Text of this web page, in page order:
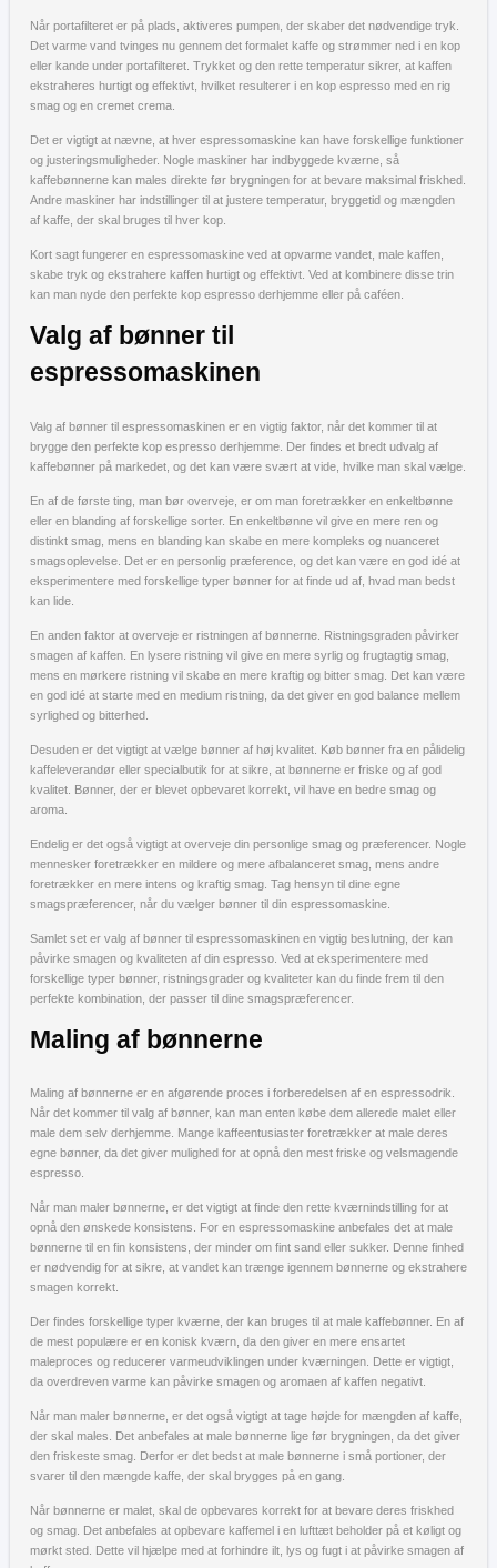
Når portafilteret er på plads, aktiveres pumpen, der skaber det nødvendige tryk.
Det varme vand tvinges nu gennem det formalet kaffe og strømmer ned i en kop
eller kande under portafilteret. Trykket og den rette temperatur sikrer, at kaffen
ekstraheres hurtigt og effektivt, hvilket resulterer i en kop espresso med en rig
smag og en cremet crema.
Det er vigtigt at nævne, at hver espressomaskine kan have forskellige funktioner
og justeringsmuligheder. Nogle maskiner har indbyggede kværne, så
kaffebønnerne kan males direkte før brygningen for at bevare maksimal friskhed.
Andre maskiner har indstillinger til at justere temperatur, bryggetid og mængden
af kaffe, der skal bruges til hver kop.
Kort sagt fungerer en espressomaskine ved at opvarme vandet, male kaffen,
skabe tryk og ekstrahere kaffen hurtigt og effektivt. Ved at kombinere disse trin
kan man nyde den perfekte kop espresso derhjemme eller på caféen.
Valg af bønner til
espressomaskinen
Valg af bønner til espressomaskinen er en vigtig faktor, når det kommer til at
brygge den perfekte kop espresso derhjemme. Der findes et bredt udvalg af
kaffebønner på markedet, og det kan være svært at vide, hvilke man skal vælge.
En af de første ting, man bør overveje, er om man foretrækker en enkeltbønne
eller en blanding af forskellige sorter. En enkeltbønne vil give en mere ren og
distinkt smag, mens en blanding kan skabe en mere kompleks og nuanceret
smagsoplevelse. Det er en personlig præference, og det kan være en god idé at
eksperimentere med forskellige typer bønner for at finde ud af, hvad man bedst
kan lide.
En anden faktor at overveje er ristningen af bønnerne. Ristningsgraden påvirker
smagen af kaffen. En lysere ristning vil give en mere syrlig og frugtagtig smag,
mens en mørkere ristning vil skabe en mere kraftig og bitter smag. Det kan være
en god idé at starte med en medium ristning, da det giver en god balance mellem
syrlighed og bitterhed.
Desuden er det vigtigt at vælge bønner af høj kvalitet. Køb bønner fra en pålidelig
kaffeleverandør eller specialbutik for at sikre, at bønnerne er friske og af god
kvalitet. Bønner, der er blevet opbevaret korrekt, vil have en bedre smag og
aroma.
Endelig er det også vigtigt at overveje din personlige smag og præferencer. Nogle
mennesker foretrækker en mildere og mere afbalanceret smag, mens andre
foretrækker en mere intens og kraftig smag. Tag hensyn til dine egne
smagspræferencer, når du vælger bønner til din espressomaskine.
Samlet set er valg af bønner til espressomaskinen en vigtig beslutning, der kan
påvirke smagen og kvaliteten af din espresso. Ved at eksperimentere med
forskellige typer bønner, ristningsgrader og kvaliteter kan du finde frem til den
perfekte kombination, der passer til dine smagspræferencer.
Maling af bønnerne
Maling af bønnerne er en afgørende proces i forberedelsen af en espressodrik.
Når det kommer til valg af bønner, kan man enten købe dem allerede malet eller
male dem selv derhjemme. Mange kaffeentusiaster foretrækker at male deres
egne bønner, da det giver mulighed for at opnå den mest friske og velsmagende
espresso.
Når man maler bønnerne, er det vigtigt at finde den rette kværnindstilling for at
opnå den ønskede konsistens. For en espressomaskine anbefales det at male
bønnerne til en fin konsistens, der minder om fint sand eller sukker. Denne finhed
er nødvendig for at sikre, at vandet kan trænge igennem bønnerne og ekstrahere
smagen korrekt.
Der findes forskellige typer kværne, der kan bruges til at male kaffebønner. En af
de mest populære er en konisk kværn, da den giver en mere ensartet
maleproces og reducerer varmeudviklingen under kværningen. Dette er vigtigt,
da overdreven varme kan påvirke smagen og aromaen af kaffen negativt.
Når man maler bønnerne, er det også vigtigt at tage højde for mængden af kaffe,
der skal males. Det anbefales at male bønnerne lige før brygningen, da det giver
den friskeste smag. Derfor er det bedst at male bønnerne i små portioner, der
svarer til den mængde kaffe, der skal brygges på en gang.
Når bønnerne er malet, skal de opbevares korrekt for at bevare deres friskhed
og smag. Det anbefales at opbevare kaffemel i en lufttæt beholder på et køligt og
mørkt sted. Dette vil hjælpe med at forhindre ilt, lys og fugt i at påvirke smagen af